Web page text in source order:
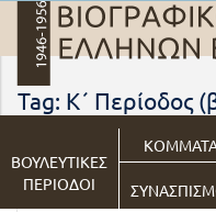
ΒΟΥΛΕΥΤΙΚΕΣ
ΠΕΡΙΟΔΟΙ
Tag: Κ΄ Περίοδος